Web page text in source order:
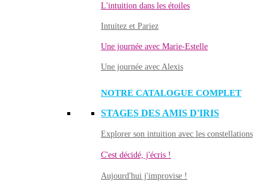
L'intuition dans les étoiles
Intuitez et Pariez
Une journée avec Marie-Estelle
Une journée avec Alexis
NOTRE CATALOGUE COMPLET
STAGES DES AMIS D'IRIS
Explorer son intuition avec les constellations
C'est décidé, j'écris !
Aujourd'hui j'improvise !